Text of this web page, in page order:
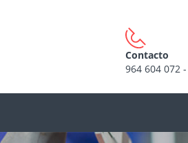
Contacto
964 604 072